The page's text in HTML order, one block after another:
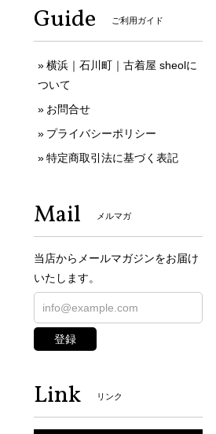
Guide ご利用ガイド
横浜｜石川町｜古着屋 sheolに
ついて
お問合せ
プライバシーポリシー
特定商取引法に基づく表記
Mail メルマガ
当店からメールマガジンをお届け
いたします。
登録
Link リンク